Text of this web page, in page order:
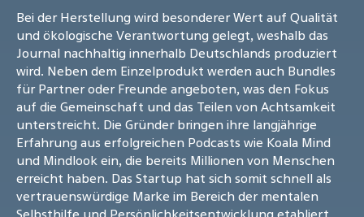
Bei der Herstellung wird besonderer Wert auf Qualität
und ökologische Verantwortung gelegt, weshalb das
Journal nachhaltig innerhalb Deutschlands produziert
wird. Neben dem Einzelprodukt werden auch Bundles
für Partner oder Freunde angeboten, was den Fokus
auf die Gemeinschaft und das Teilen von Achtsamkeit
unterstreicht. Die Gründer bringen ihre langjährige
Erfahrung aus erfolgreichen Podcasts wie Koala Mind
und Mindlook ein, die bereits Millionen von Menschen
erreicht haben. Das Startup hat sich somit schnell als
vertrauenswürdige Marke im Bereich der mentalen